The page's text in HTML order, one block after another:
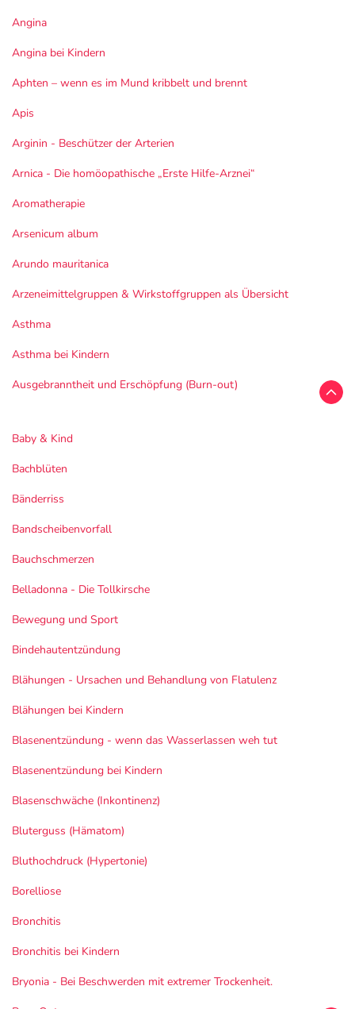
Angina
Angina bei Kindern
Aphten – wenn es im Mund kribbelt und brennt
Apis
Arginin - Beschützer der Arterien
Arnica - Die homöopathische „Erste Hilfe-Arznei“
Aromatherapie
Arsenicum album
Arundo mauritanica
Arzeneimittelgruppen & Wirkstoffgruppen als Übersicht
Asthma
Asthma bei Kindern
Ausgebranntheit und Erschöpfung (Burn-out)
Baby & Kind
Bachblüten
Bänderriss
Bandscheibenvorfall
Bauchschmerzen
Belladonna - Die Tollkirsche
Bewegung und Sport
Bindehautentzündung
Blähungen - Ursachen und Behandlung von Flatulenz
Blähungen bei Kindern
Blasenentzündung - wenn das Wasserlassen weh tut
Blasenentzündung bei Kindern
Blasenschwäche (Inkontinenz)
Bluterguss (Hämatom)
Bluthochdruck (Hypertonie)
Borelliose
Bronchitis
Bronchitis bei Kindern
Bryonia - Bei Beschwerden mit extremer Trockenheit.